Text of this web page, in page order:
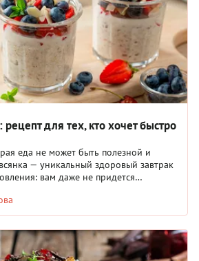
для тех, кто хочет быстро
еда не может быть полезной и
завтрак
вам даже не придется
просто всё взять, смешать в банке
на ночь. А с утра у вас получится
каша с ягодами, бананом или с
понравится даже тем, кто обычную